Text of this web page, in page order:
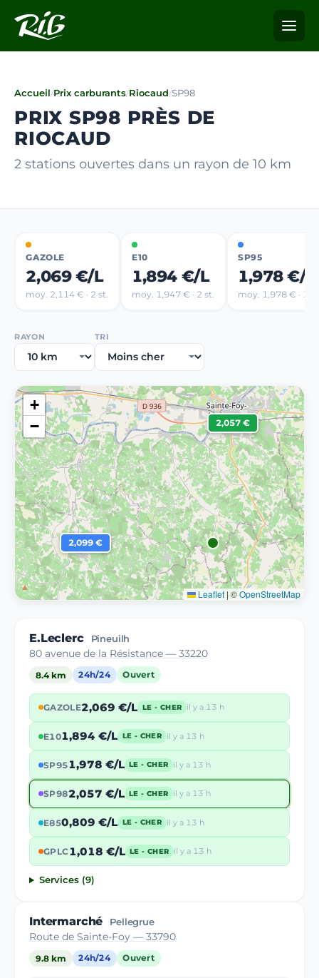
Accueil/Prix carburants/Riocaud/SP98
PRIX SP98 PRÈS DE
RIOCAUD
2 stations ouvertes dans un rayon de 10 km
GAZOLE
2,069 €/L
moy. 2,114 € · 2 st.
E10
1,894 €/L
moy. 1,947 € · 2 st.
SP95
1,978 €/L
moy. 1,978 € · 1
RAYON TRI
2,057 €
2,099 €
+
−
Leaflet | ©OpenStreetMap
E.Leclerc Pineuilh
80 avenue de la Résistance — 33220
8.4 km 24h/24 Ouvert
GAZOLE2,069 €/L LE - CHER il y a 13 h
E101,894 €/L LE - CHER il y a 13 h
SP951,978 €/L LE - CHER il y a 13 h
SP982,057 €/L LE - CHER il y a 13 h
E850,809 €/L LE - CHER il y a 13 h
GPLC1,018 €/L LE - CHER il y a 13 h
Services (9)
Intermarché Pellegrue
Route de Sainte-Foy — 33790
9.8 km 24h/24 Ouvert